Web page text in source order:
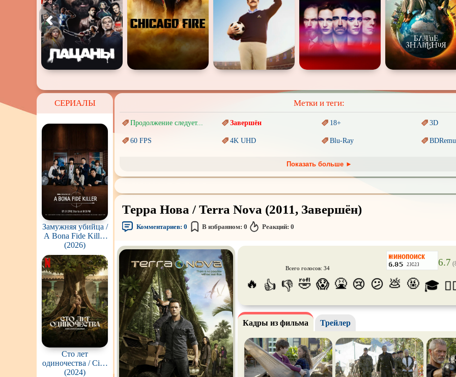
СЕРИАЛЫ
Замужняя убийца /
A Bona Fide Killer
(Yubunyeo killeo)
(2026)
Сто лет
одиночества / Cien
Años de Soledad
(2024)
Метки и теги:
Продолжение следует... Завершён 18+ 3D
60 FPS 4K UHD Blu-Ray
Авангард иСюрреализм Ангелы и Демоны Аниме
Врачи Гении Дорамы
Киберпанк Коллекция Комикс
Наркотики Новогодние
Перевод Гоблина Перевод Кураж-Бамбей Пеплум
Подростковаяжестокость Постапокалипсис Про акул
Про апокалипсис Про богатых Про богов Про
Про ведьм Про викингов Про выживание Про
Про гонки Про деревню Про динозавров
Про животных Про зомби Про инопланетян
Про
лодки
Про космос
Про любовь Про маньяков исерийных
убийц
Про
Показать больше ►
Терра Нова / Terra Nova (2011, Завершён)
Комментариев: 0 В избранном: 0 Реакций: 0
Всего голосов: 34
6.7
🔥 👍 👎 🤣 😱 🤮 😢 😕 💩 🤬 🎓
Кадры из фильма Трейлер